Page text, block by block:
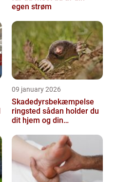
egen strøm
09 january 2026
Skadedyrsbekæmpelse
ringsted sådan holder du
dit hjem og din
gæster